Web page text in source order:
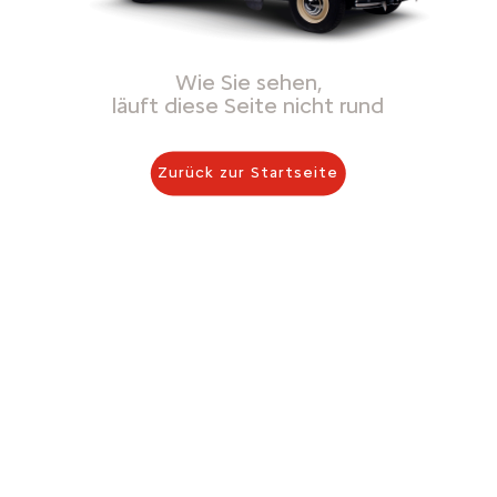
Wie Sie sehen,
läuft diese Seite nicht rund
Zurück zur Startseite